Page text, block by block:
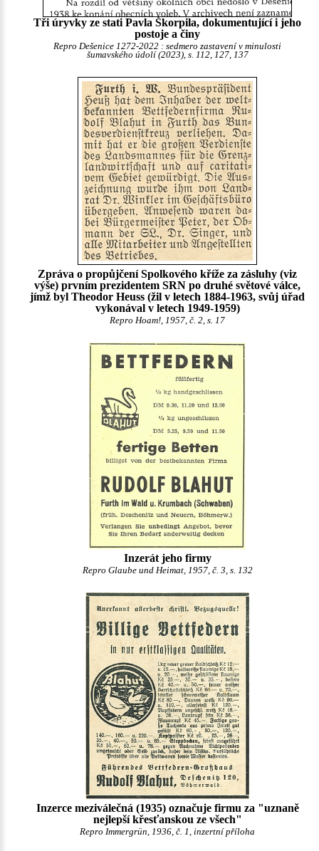
Tři úryvky ze stati Pavla Škorpila, dokumentující i jeho
postoje a činy
Repro Dešenice 1272-2022 : sedmero zastavení v minulosti
šumavského údolí (2023), s. 112, 127, 137
Zpráva o propůjčení Spolkového kříže za zásluhy (viz
výše) prvním prezidentem SRN po druhé světové válce,
jímž byl Theodor Heuss (žil v letech 1884-1963, svůj úřad
vykonával v letech 1949-1959)
Repro Hoam!, 1957, č. 2, s. 17
Inzerát jeho firmy
Repro Glaube und Heimat, 1957, č. 3, s. 132
Inzerce meziválečná (1935) označuje firmu za "uznaně
nejlepší křesťanskou ze všech"
Repro Immergrün, 1936, č. 1, inzertní příloha